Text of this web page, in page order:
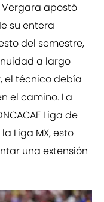
Vergara apostó
su entera
del semestre,
a largo
el técnico debía
el camino. La
Liga de
Liga MX, esto
una extensión